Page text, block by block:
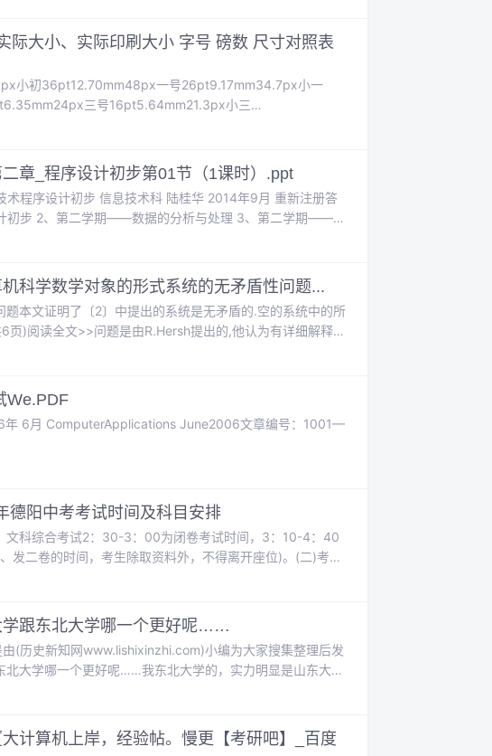
际大小、实际印刷大小 字号 磅数 尺寸对照表
小初36pt12.70mm48px一号26pt9.17mm34.7px小一
三号16pt5.64mm21.3px小三
五号10.5pt3.70mm1...
章_程序设计初步第01节（1课时）.ppt
技术科 陆桂华 2014年9月 重新注册答
初步 2、第二学期——数据的分析与处理 3、第二学期——
* 注册答题器： 号码：30BHH B是所在班
科学数学对象的形式系统的无矛盾性问题...
本文证明了〔2〕中提出的系统是无矛盾的.空的系统中的所
)阅读全文>>问题是由R.Hersh提出的,他认为有详细解释的
其在数学中的地位的过程,而对于所有的数学对象而言,有一
We.PDF
德阳中考考试时间及科目安排
文科综合考试2：30-3：00为闭卷考试时间，3：10-4：40
二卷的时间，考生除取资料外，不得离开座位)。(二)考点
考试管理的规范性，又尽可能方便考生就近参考。《德阳
学跟东北大学哪一个更好呢……
(历史新知网www.lishixinzhi.com)小编为大家搜集整理后发
大学哪一个更好呢……我东北大学的，实力明显是山东大学
尖，计算机前十，机械前20，文科很差。另外楼上有说东
计算机上岸，经验帖。慢更【考研吧】_百度